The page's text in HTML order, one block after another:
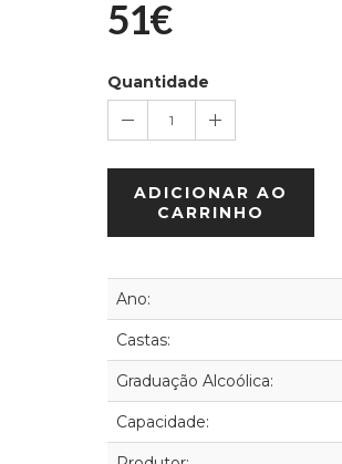
51€
Quantidade
1
ADICIONAR AO
CARRINHO
Ano:
Castas:
Graduação Alcoólica:
Capacidade: